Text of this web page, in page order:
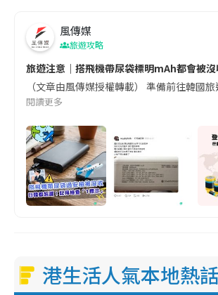
風傳媒
旅遊攻略
旅遊注意｜搭飛機帶尿袋標明mAh都會被
（文章由風傳媒授權轉載） 準備前往韓
閱讀更多
港生活人氣本地熱話